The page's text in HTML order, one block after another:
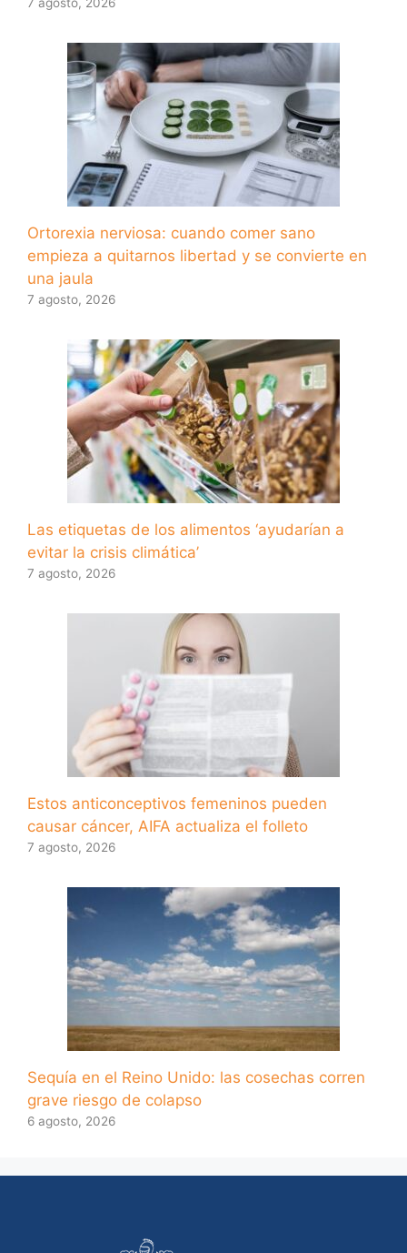
Ortorexia nerviosa: cuando comer sano
empieza a quitarnos libertad y se convierte en
una jaula
7 agosto, 2026
Las etiquetas de los alimentos ‘ayudarían a
evitar la crisis climática’
7 agosto, 2026
Estos anticonceptivos femeninos pueden
causar cáncer, AIFA actualiza el folleto
7 agosto, 2026
Sequía en el Reino Unido: las cosechas corren
grave riesgo de colapso
6 agosto, 2026